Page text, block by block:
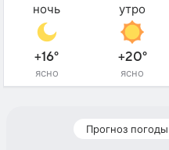
ночь
+16°
ясно
утро
+20°
ясно
Прогноз